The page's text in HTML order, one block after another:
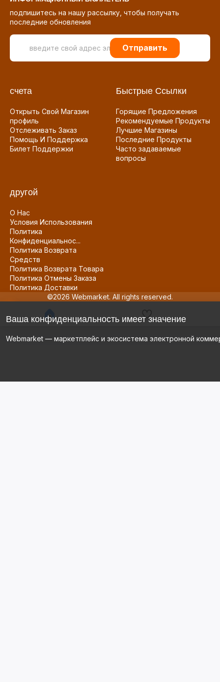
подпишитесь на нашу рассылку, чтобы получать
последние обновления
Отправить
счета
Открыть Свой Магазин
профиль
Отслеживать Заказ
Помощь И Поддержка
Билет Поддержки
Быстрые Ссылки
Горящие Предложения
Рекомендуемые Продукты
Лучшие Магазины
Последние Продукты
Часто задаваемые
вопросы
другой
О Нас
Условия Использования
Политика
Конфиденциальнос...
Политика Возврата
Средств
Политика Возврата Товара
Политика Отмены Заказа
Политика Доставки
©2026 Webmarket. All rights reserved.
Ваша конфиденциальность имеет значение
Webmarket — маркетплейс и экосистема электронной